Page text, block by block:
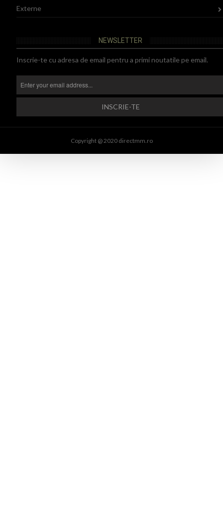
Externe
NEWSLETTER
Inscrie-te cu adresa de email pentru a primi noutatile pe email.
Copyright @ 2020 directmm.ro